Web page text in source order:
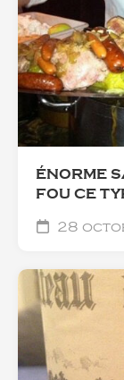
ÉNORME
FOU CE
28